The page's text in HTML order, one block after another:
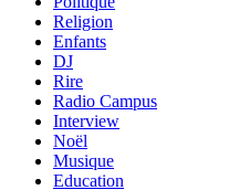
Religion
Enfants
DJ
Rire
Radio Campus
Interview
Noël
Musique
Education